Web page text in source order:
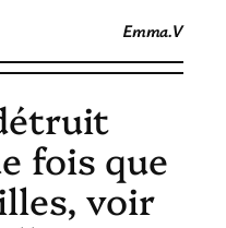
Emma.V
fois que
voir